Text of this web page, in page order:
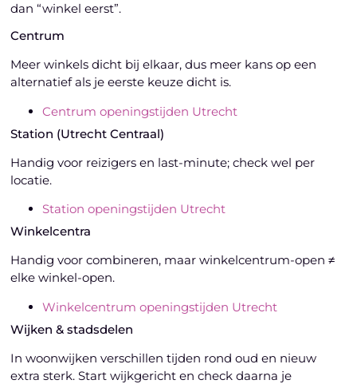
dan “winkel eerst”.
Centrum
Meer winkels dicht bij elkaar, dus meer kans op een
alternatief als je eerste keuze dicht is.
Centrum openingstijden Utrecht
Station (Utrecht Centraal)
Handig voor reizigers en last-minute; check wel per
locatie.
Station openingstijden Utrecht
Winkelcentra
Handig voor combineren, maar winkelcentrum-open ≠
elke winkel-open.
Winkelcentrum openingstijden Utrecht
Wijken & stadsdelen
In woonwijken verschillen tijden rond oud en nieuw
extra sterk. Start wijkgericht en check daarna je